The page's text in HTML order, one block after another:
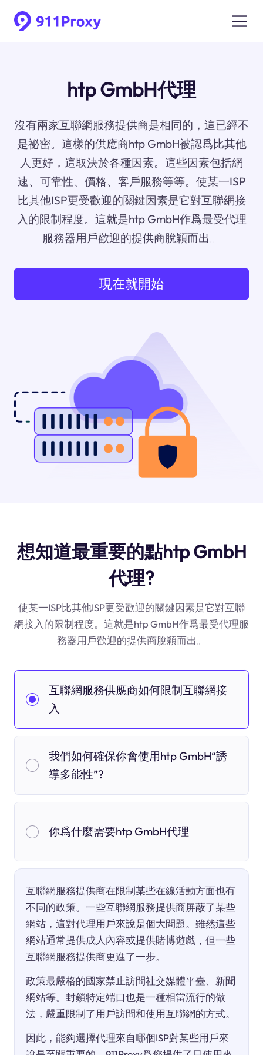
htp GmbH代理
沒有兩家互聯網服務提供商是相同的，這已經不
是祕密。這樣的供應商htp GmbH被認爲比其他
人更好，這取決於各種因素。這些因素包括網
速、可靠性、價格、客戶服務等等。使某一ISP
比其他ISP更受歡迎的關鍵因素是它對互聯網接
入的限制程度。這就是htp GmbH作爲最受代理
服務器用戶歡迎的提供商脫穎而出。
現在就開始
想知道最重要的點htp GmbH
代理?
使某一ISP比其他ISP更受歡迎的關鍵因素是它對互聯
網接入的限制程度。這就是htp GmbH作爲最受代理服
務器用戶歡迎的提供商脫穎而出。
互聯網服務供應商如何限制互聯網接
入
我們如何確保你會使用htp GmbH“誘
導多能性”?
你爲什麼需要htp GmbH代理
互聯網服務提供商在限制某些在線活動方面也有
不同的政策。一些互聯網服務提供商屏蔽了某些
網站，這對代理用戶來說是個大問題。雖然這些
網站通常提供成人內容或提供賭博遊戲，但一些
互聯網服務提供商更進了一步。
政策最嚴格的國家禁止訪問社交媒體平臺、新聞
網站等。封鎖特定端口也是一種相當流行的做
法，嚴重限制了用戶訪問和使用互聯網的方式。
因此，能夠選擇代理來自哪個ISP對某些用戶來